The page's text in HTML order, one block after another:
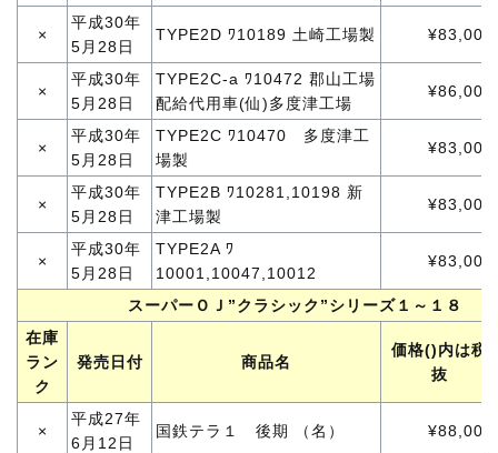
×
平成30年
5月28日
TYPE2D ﾜ10189 土崎工場製 ¥83,000
×
平成30年
5月28日
TYPE2C-a ﾜ10472 郡山工場
配給代用車(仙)多度津工場
¥86,000
×
平成30年
5月28日
TYPE2C ﾜ10470 多度津工
場製
¥83,000
×
平成30年
5月28日
TYPE2B ﾜ10281,10198 新
津工場製
¥83,000
×
平成30年
5月28日
TYPE2A ﾜ
10001,10047,10012
¥83,000
スーパーＯＪ”クラシック”シリーズ１～１８
在庫
ラン
ク
発売日付 商品名
価格()内は税
抜
×
平成27年
6月12日
国鉄テラ１ 後期 （名） ¥88,000